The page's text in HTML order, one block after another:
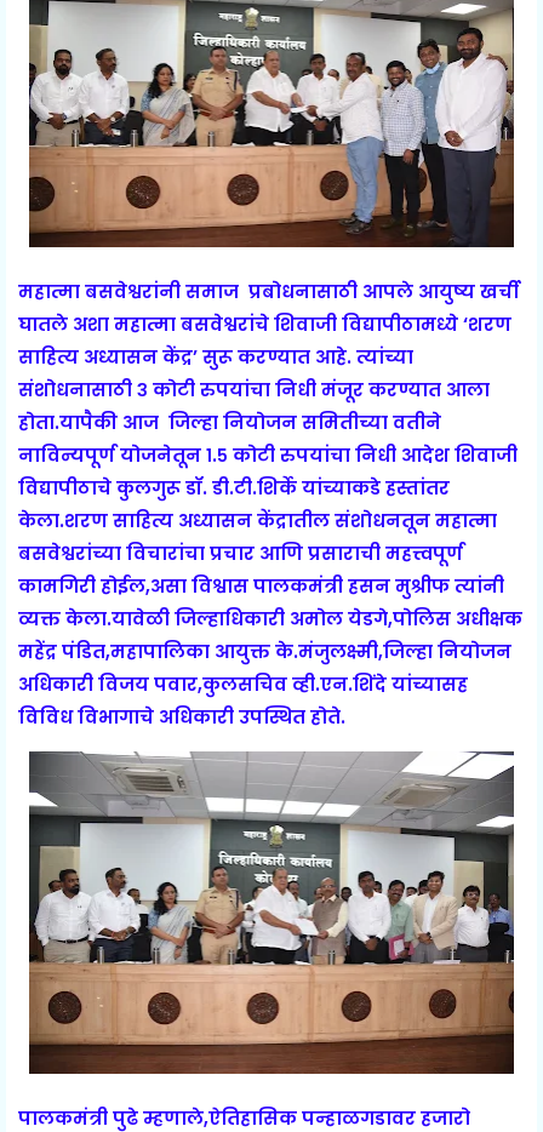
महात्मा बसवेश्वरांनी समाज प्रबोधनासाठी आपले आयुष्य खर्ची
घातले अशा महात्मा बसवेश्वरांचे शिवाजी विद्यापीठामध्ये ‘शरण
साहित्य अध्यासन केंद्र’ सुरू करण्यात आहे. त्यांच्या
संशोधनासाठी ३ कोटी रुपयांचा निधी मंजूर करण्यात आला
होता.यापैकी आज जिल्हा नियोजन समितीच्या वतीने
नाविन्यपूर्ण योजनेतून १.५ कोटी रुपयांचा निधी आदेश शिवाजी
विद्यापीठाचे कुलगुरू डॉ. डी.टी.शिर्के यांच्याकडे हस्तांतर
केला.शरण साहित्य अध्यासन केंद्रातील संशोधनतून महात्मा
बसवेश्वरांच्या विचारांचा प्रचार आणि प्रसाराची महत्त्वपूर्ण
कामगिरी होईल,असा विश्वास पालकमंत्री हसन मुश्रीफ त्यांनी
व्यक्त केला.यावेळी जिल्हाधिकारी अमोल येडगे,पोलिस अधीक्षक
महेंद्र पंडित,महापालिका आयुक्त के.मंजुलक्ष्मी,जिल्हा नियोजन
अधिकारी विजय पवार,कुलसचिव व्ही.एन.शिंदे यांच्यासह
विविध विभागाचे अधिकारी उपस्थित होते.
पालकमंत्री पुढे म्हणाले,ऐतिहासिक पन्हाळगडावर हजारो